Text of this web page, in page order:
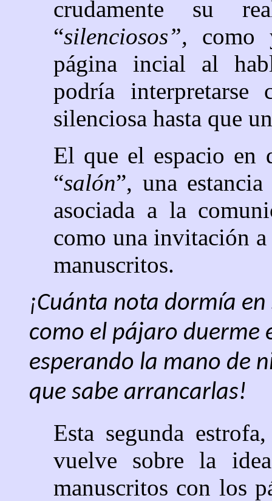
crudamente su
“silenciosos”, como
página incial al
podría interpretarse
silenciosa hasta que
El que el espacio en
“salón”, una
asociada a la
como una invitación a
manuscritos.
¡Cuánta nota dormía en
como el pájaro duerme
esperando la mano de
que sabe arrancarlas!
Esta segunda
vuelve sobre la
manuscritos con los